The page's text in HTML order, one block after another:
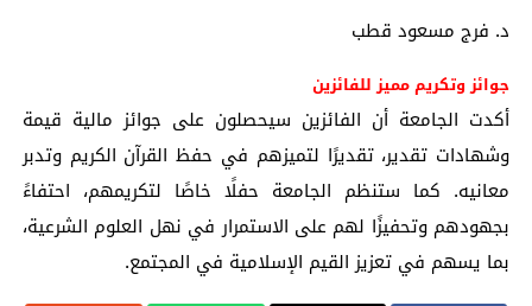
د. فرج مسعود قطب
جوائز وتكريم مميز للفائزين
أكدت الجامعة أن الفائزين سيحصلون على جوائز مالية قيمة
وشهادات تقدير، تقديرًا لتميزهم في حفظ القرآن الكريم وتدبر
معانيه. كما ستنظم الجامعة حفلًا خاصًا لتكريمهم، احتفاءً
بجهودهم وتحفيزًا لهم على الاستمرار في نهل العلوم الشرعية،
بما يسهم في تعزيز القيم الإسلامية في المجتمع.